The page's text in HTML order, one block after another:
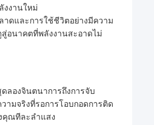
งงานใหม่
าดและการใช้ชีวิตอย่างมีความ
อนาคตที่พลังงานสะอาดไม่
ลองจินตนาการถึงการจับ
มจริงที่รอการโอบกอดการติด
คุณทีละลำแสง